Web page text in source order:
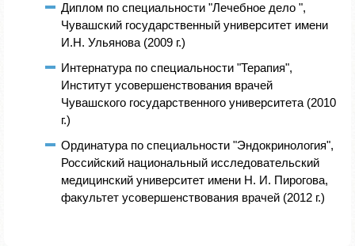
Диплом по специальности "Лечебное дело ",
Чувашский государственный университет имени
И.Н. Ульянова (2009 г.)
Интернатура по специальности "Терапия",
Институт усовершенствования врачей
Чувашского государственного университета (2010
г.)
Ординатура по специальности "Эндокринология",
Российский национальный исследовательский
медицинский университет имени Н. И. Пирогова,
факультет усовершенствования врачей (2012 г.)